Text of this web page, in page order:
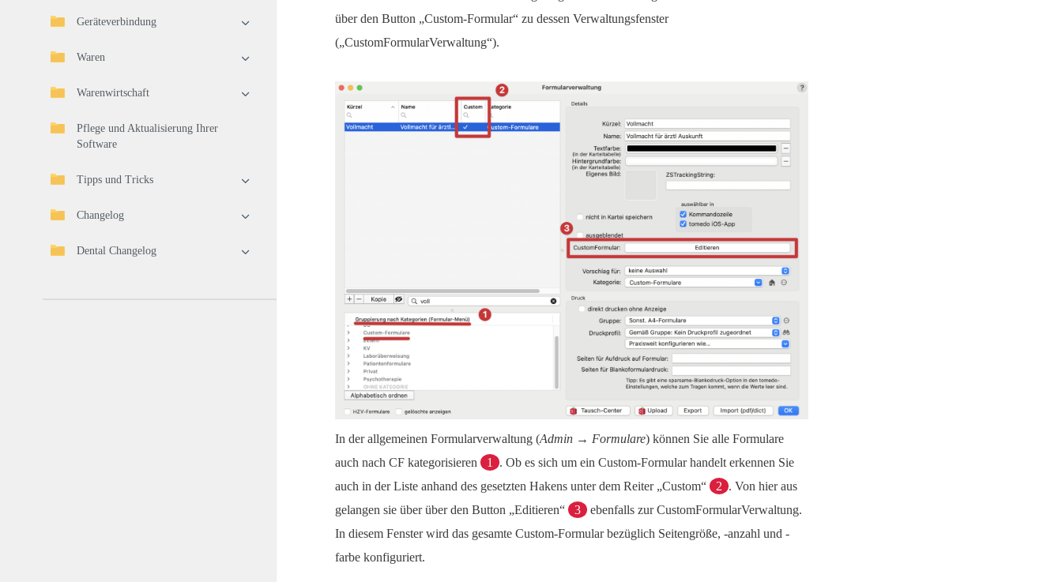
Geräteverbindung
Waren
Warenwirtschaft
Pflege und Aktualisierung Ihrer
Software
Tipps und Tricks
Changelog
Dental Changelog
über den Button „Custom-Formular“ zu dessen Verwaltungsfenster
(„CustomFormularVerwaltung“).
In der allgemeinen Formularverwaltung (Admin → Formulare) können Sie alle Formulare
auch nach CF kategorisieren
1
. Ob es sich um ein Custom-Formular handelt erkennen Sie
auch in der Liste anhand des gesetzten Hakens unter dem Reiter „Custom“
2 . Von hier aus
gelangen sie über über den Button „Editieren“
3 ebenfalls zur CustomFormularVerwaltung.
In diesem Fenster wird das gesamte Custom-Formular bezüglich Seitengröße, -anzahl und -
farbe konfiguriert.